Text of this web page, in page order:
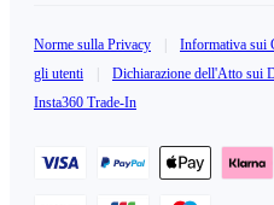
Norme sulla Privacy Informativa sui
gli utenti
Dichiarazione dell'Atto sui
Insta360 Trade-In